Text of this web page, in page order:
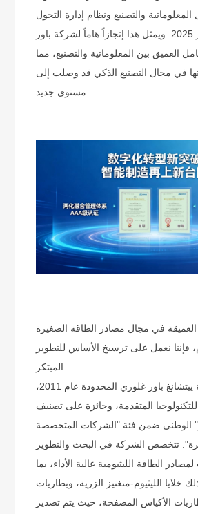
المعلوماتية والتصنيع ونظام إدارة التحول
الرقمي في أكتوبر 2025. ويمثل هذا إنجازاً هاماً لشركة باور
العميق بين المعلوماتية والتصنيع، مما
في مجال التصنيع الذكي قد وصلت إلى
العميقة في مجال مصادر الطاقة الصغيرة
فإننا نعمل على ترسيخ الأساس للتطوير
تأسست شركة ييتشانغ باور غلوري المحدودة عام 2011،
المتقدمة، وحائزة على تصنيف
الوطني ضمن فئة "الشركات المتخصصة
تتخصص الشركة في البحث والتطوير
لمصادر الطاقة الليثيومية عالية الأداء، بما
خلايا الليثيوم-منغنيز الزرية، وبطاريات
الأكياس المصفحة، حيث يتم تصدير